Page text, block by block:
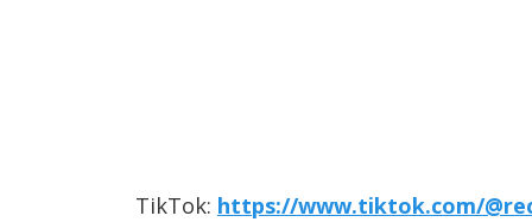
TikTok: https://www.tiktok.com/